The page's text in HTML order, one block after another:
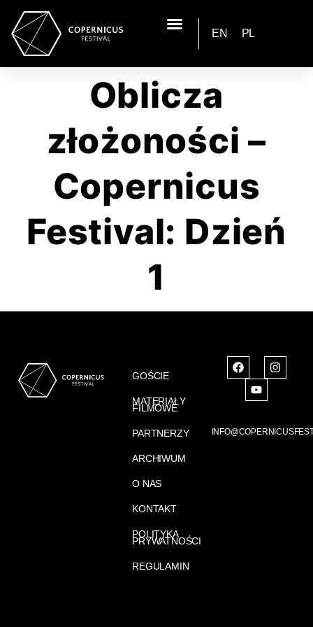
EN PL
Oblicza
złożoności –
Copernicus
Festival: Dzień
1
GOŚCIE
MATERIAŁY
FILMOWE
PARTNERZY
ARCHIWUM
O NAS
KONTAKT
POLITYKA
PRYWATNOŚCI
REGULAMIN